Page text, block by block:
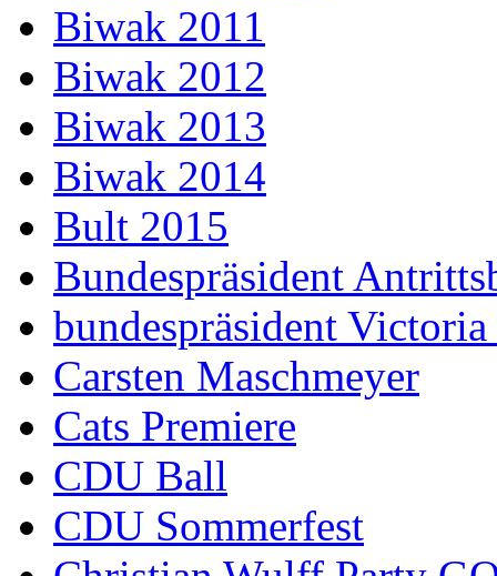
Biwak 2011
Biwak 2012
Biwak 2013
Biwak 2014
Bult 2015
Bundespräsident
bundespräsident
Carsten Maschmeyer
Cats Premiere
CDU Ball
CDU Sommerfest